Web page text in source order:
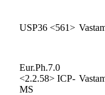
USP36 <561>
Eur.Ph.7.0
<2.2.58> ICP-
MS